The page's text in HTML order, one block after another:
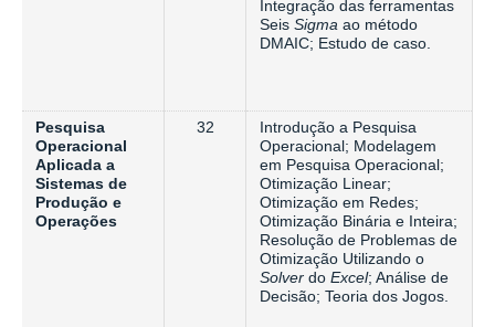
Integração das ferramentas
SeisSigma ao método
DMAIC; Estudo de caso.
Pesquisa
Operacional
Aplicada a
Sistemas de
Produção e
Operações
32
Introdução a Pesquisa
Operacional; Modelagem
em Pesquisa Operacional;
Otimização Linear;
Otimização em Redes;
Otimização Binária e Inteira;
Resolução de Problemas de
Otimização Utilizando o
Solver doExcel; Análise de
Decisão; Teoria dos Jogos.